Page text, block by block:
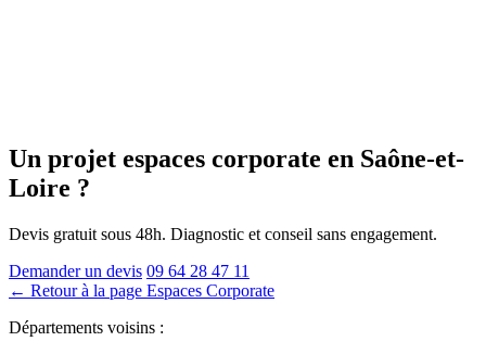
Un projet espaces corporate en Saône-et-
Loire ?
Devis gratuit sous 48h. Diagnostic et conseil sans engagement.
Demander un devis 09 64 28 47 11
← Retour à la page Espaces Corporate
Départements voisins :